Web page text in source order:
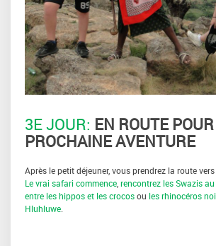
3E JOUR: EN ROUTE
PROCHAINE AVENTURE
Après le petit déjeuner, vous prendrez la route
Le vrai safari commence rencontrez les Swazis
entre les hippos et les crocosou les rhinocéros
Hluhluwe